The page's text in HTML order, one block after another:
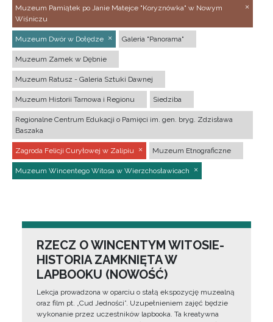
Muzeum Pamiątek po Janie Matejce "Koryznówka" w Nowym
Wiśniczu
Muzeum Dwór w Dołędze Galeria "Panorama"
Muzeum Zamek w Dębnie
Muzeum Ratusz - Galeria Sztuki Dawnej
Muzeum Historii Tarnowa i Regionu Siedziba
Regionalne Centrum Edukacji o Pamięci im. gen. bryg. Zdzisława
Baszaka
Zagroda Felicji Curyłowej w Zalipiu Muzeum Etnograficzne
Muzeum Wincentego Witosa w Wierzchosławicach
RZECZ O WINCENTYM WITOSIE-
HISTORIA ZAMKNIĘTA W
LAPBOOKU (NOWOŚĆ)
Lekcja prowadzona w oparciu o stałą ekspozycję muzealną
oraz film pt. „Cud Jedności”. Uzupełnieniem zajęć będzie
wykonanie przez uczestników lapbooka. Ta kreatywna